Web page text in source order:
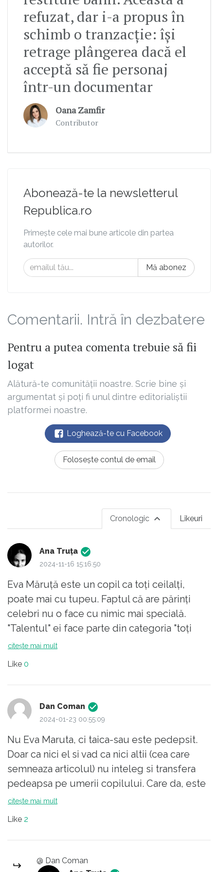
refuzat, dar i-a propus în
schimb o tranzacție: își
retrage plângerea dacă el
acceptă să fie personaj
într-un documentar
Oana Zamfir
Contributor
Abonează-te la newsletterul
Republica.ro
Primește cele mai bune articole din partea
autorilor.
Mă abonez
Comentarii. Intră în dezbatere
Pentru a putea comenta trebuie să fii
logat
Alătură-te comunității noastre. Scrie bine și
argumentat și poți fi unul dintre editorialiștii
platformei noastre.
Loghează-te cu Facebook
Folosește contul de email
Likeuri
Cronologic
Ana Truța
2024-11-16 15:16:50
Eva Măruță este un copil ca toți ceilalți,
poate mai cu tupeu. Faptul că are părinți
celebri nu o face cu nimic mai specială.
"Talentul" ei face parte din categoria "toți
copiii sunt artiști bla".
citește mai mult
Like 0
Dan Coman
2024-01-23 00:55:09
Nu Eva Maruta, ci taica-sau este pedepsit.
Doar ca nici el si vad ca nici altii (cea care
semneaza articolul) nu inteleg si transfera
pedeapsa pe umerii copilului. Care da, este
victima colaterala a unui tata care nu
ajuns in pozitia in care se afla printr-un talent
anume, ci prin nimic. E o celebritate obtinuta
citește mai mult
Like 2
@ Dan Coman